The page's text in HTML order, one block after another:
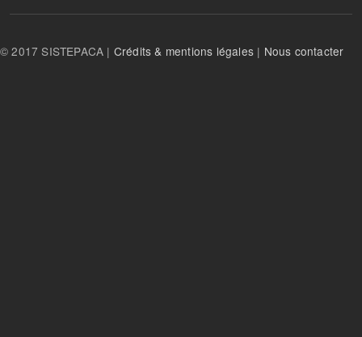
© 2017 SISTEPACA | Crédits & mentions légales | Nous contacter